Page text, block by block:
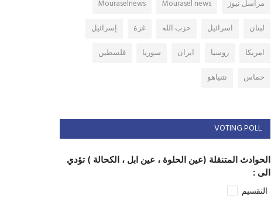
مراسل نيوز Mourasel news
Mouraselnews
لبنان
اسرائيل حزب الله غزة
إسرائيل
امريكا
روسيا ايران سوريا
فلسطين
حماس
نتنياهو
VOTING POLL
الحوادث المتنقلة (عين الحلوة ، عين ابل ، الكحالة ) تؤدي
الى :
التقسيم